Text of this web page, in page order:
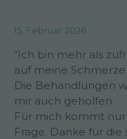
15. Februar 2026
“Ich bin mehr als
auf meine
Die Behandlungen
mir auch geholfen.
Für mich kommt nur
Frage. Danke für